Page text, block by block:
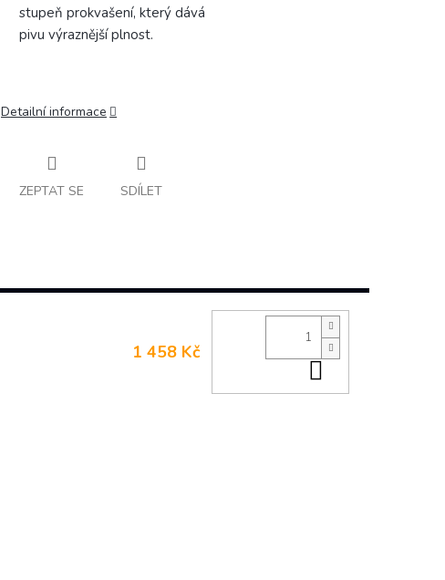
stupeň prokvašení, který dává
pivu výraznější plnost.
Detailní informace
ZEPTAT SE SDÍLET
1 458 Kč